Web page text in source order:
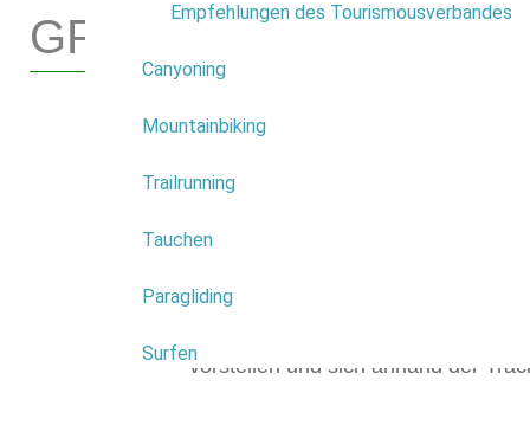
Empfehlungen des Tourismousverbandes
Canyoning
Mountainbiking
Trailrunning
Tauchen
Paragliding
Surfen
GPS track
Zu Ihrer Sicherheit und als
Sie stellt Porto Moniz Ihnen die
(Aufzeichnungen mit Hilfe des
System) der Wanderwege zur
Sie Ihre Wanderungen objektiv
vorstellen und sich anhand der